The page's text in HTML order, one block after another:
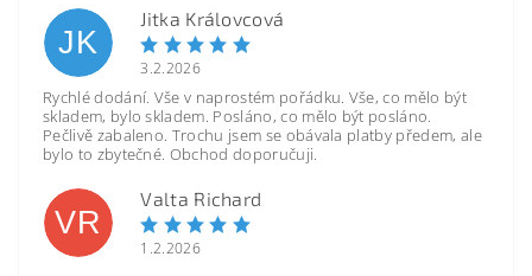
JK
Jitka Královcová
3.2.2026
Rychlé dodání. Vše v naprostém pořádku. Vše, co mělo být
skladem, bylo skladem. Posláno, co mělo být posláno.
Pečlivě zabaleno. Trochu jsem se obávala platby předem, ale
bylo to zbytečné. Obchod doporučuji.
VR
Valta Richard
1.2.2026